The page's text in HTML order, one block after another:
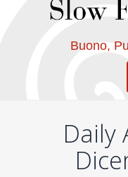
Buono,
Daily